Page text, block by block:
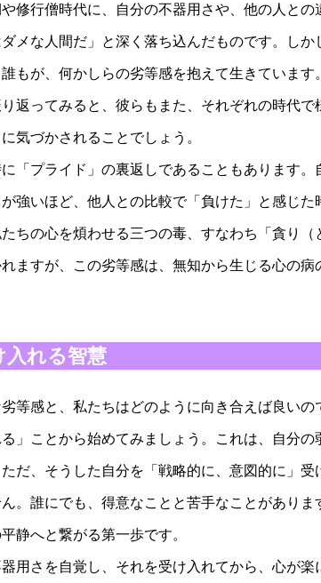
修行僧時代に、自分の不器用さや、他の人と
メな人間だ」と深く落ち込んだものです。しか
もが、何かしらの劣等感を抱えて生きていま
返ってみると、彼らもまた、それぞれの時代
気づかされることでしょう。
「プライド」の裏返しであることもあります
強いほど、他人との比較で「負けた」と感じ
ちの心を煩わせる三つの毒、すなわち「貪り
ますが、この劣等感は、無知から生じる心の病
入れる智慧
等感と、私たちはどのように向き合えば良い
」ことから始めてみましょう。これは、自分の
だ、そうした自分を「戦略的に、意図的に」
。誰にでも、得意なことと苦手なことがありま
静へと繋がる第一歩です。
用さを自覚し、それを受け入れてから、心が